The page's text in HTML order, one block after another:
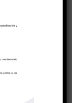
pellentesque
aliquam
sagittis augue
ipsum
in porttitor
felis tempor
leo sit
justo vitae,
id dapibus